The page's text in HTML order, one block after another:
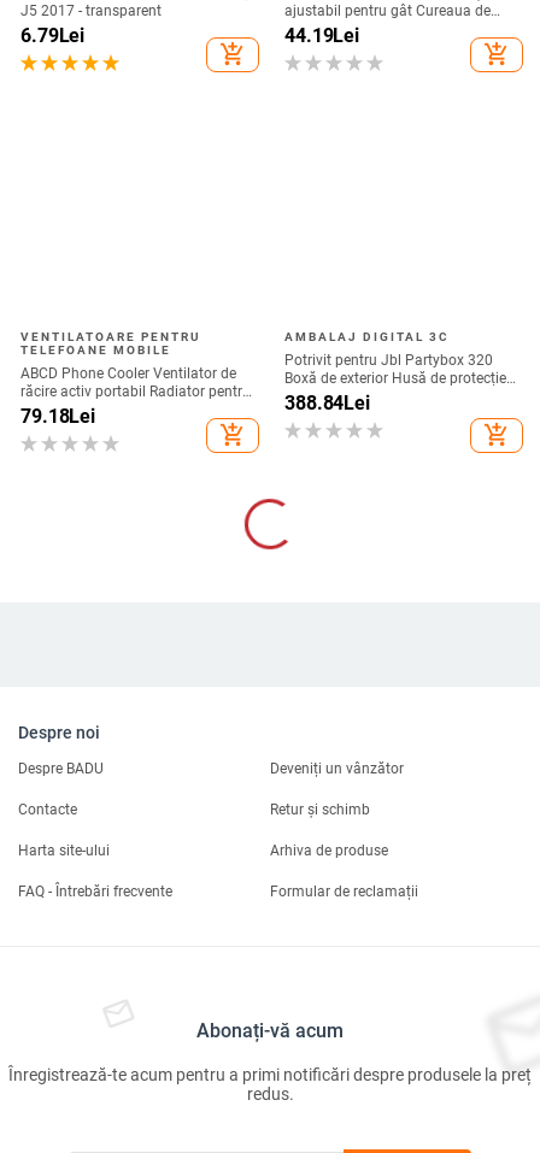
J5 2017 - transparent
6.79Lei
add_shopping_cart
ajustabil pentru gât Cureaua de
șnur pentru accesorii pentru telefon
mobil Snur pentru telefon mobil
Curele universale pentru gât
44.19Lei
add_shopping_cart
VENTILATOARE PENTRU
TELEFOANE MOBILE
ABCD Phone Cooler Ventilator de
răcire activ portabil Radiator pentru
telefon mobil pentru jocuri
79.18Lei
add_shopping_cart
AMBALAJ DIGITAL 3C
Potrivit pentru Jbl Partybox 320
Boxă de exterior Husă de protecție
Stage 320 Audio Trolley Carcasă
anti-praf Husă
388.84Lei
add_shopping_cart
Despre noi
Despre BADU Deveniți un vânzător
Contacte Retur și schimb
Harta site-ului Arhiva de produse
FAQ - Întrebări frecvente Formular de reclamații
Abonați-vă acum
Înregistrează-te acum pentru a primi notificări despre produsele la preț
redus.